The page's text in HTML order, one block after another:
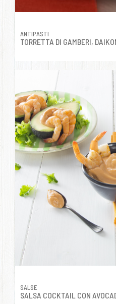
ANTIPASTI
TORRETTA DI GAMBERI,
SALSE
SALSA COCKTAIL CON